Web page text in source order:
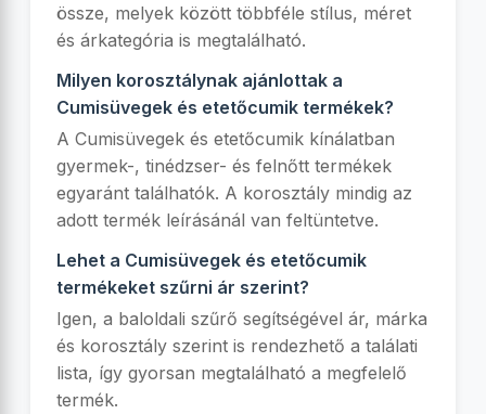
össze, melyek között többféle stílus, méret
és árkategória is megtalálható.
Milyen korosztálynak ajánlottak a
Cumisüvegek és etetőcumik termékek?
A Cumisüvegek és etetőcumik kínálatban
gyermek-, tinédzser- és felnőtt termékek
egyaránt találhatók. A korosztály mindig az
adott termék leírásánál van feltüntetve.
Lehet a Cumisüvegek és etetőcumik
termékeket szűrni ár szerint?
Igen, a baloldali szűrő segítségével ár, márka
és korosztály szerint is rendezhető a találati
lista, így gyorsan megtalálható a megfelelő
termék.